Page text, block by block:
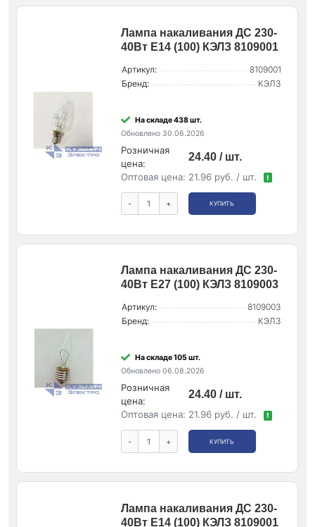
Лампа накаливания ДС 230-
40Вт E14 (100) КЭЛЗ 8109001
Артикул:
8109001
Бренд:
КЭЛЗ
На складе 438 шт.
Обновлено 30.06.2026
Розничная
цена:
24.40 / шт.
Оптовая цена: 21.96 руб. / шт. !
- + КУПИТЬ
Лампа накаливания ДС 230-
40Вт E27 (100) КЭЛЗ 8109003
Артикул:
8109003
Бренд:
КЭЛЗ
На складе 105 шт.
Обновлено 06.08.2026
Розничная
цена:
24.40 / шт.
Оптовая цена: 21.96 руб. / шт. !
- + КУПИТЬ
Лампа накаливания ДС 230-
40Вт E14 (100) КЭЛЗ 8109001